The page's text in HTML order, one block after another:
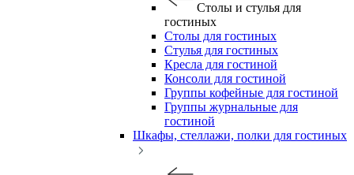
Столы и стулья для
гостиных
Столы для гостиных
Стулья для гостиных
Кресла для гостиной
Консоли для гостиной
Группы кофейные для гостиной
Группы журнальные для
гостиной
Шкафы, стеллажи, полки для гостиных